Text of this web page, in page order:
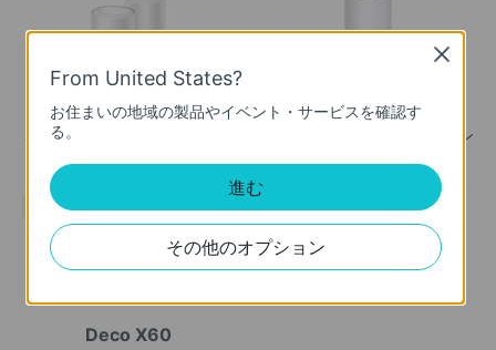
Deco X50
AX3000 メッシュWi-Fi 6シス
Deco XE75 Pro
AXE5400 トライバンドメッシ
Deco X60
From United States?
お住まいの地域の製品やイベント・サービスを確認す
る。
進む
その他のオプション
Close